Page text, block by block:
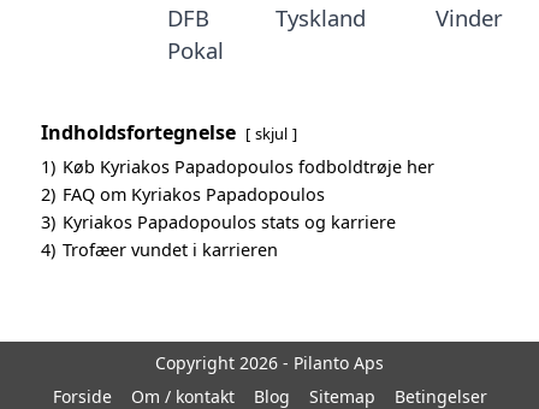
DFB
Pokal
Tyskland Vinder
Indholdsfortegnelse skjul
1) Køb Kyriakos Papadopoulos fodboldtrøje her
2) FAQ om Kyriakos Papadopoulos
3) Kyriakos Papadopoulos stats og karriere
4) Trofæer vundet i karrieren
Copyright 2026 - Pilanto Aps
Forside
Om / kontakt Blog Sitemap Betingelser